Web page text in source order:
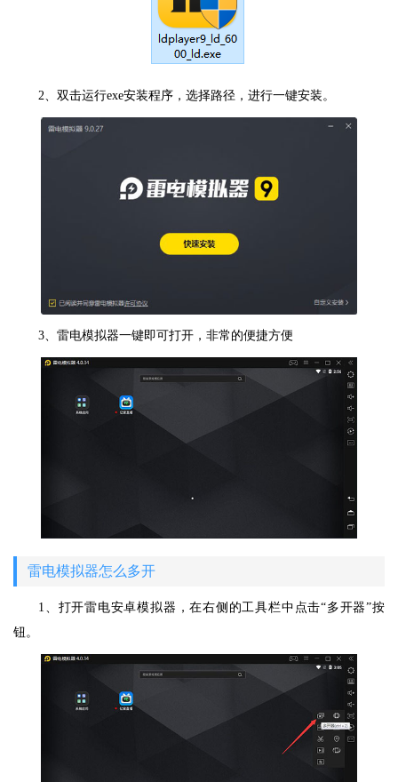
2、双击运行exe安装程序，选择路径，进行一键安装。
3、雷电模拟器一键即可打开，非常的便捷方便
雷电模拟器怎么多开
1、打开雷电安卓模拟器，在右侧的工具栏中点击“多开器”按
钮。